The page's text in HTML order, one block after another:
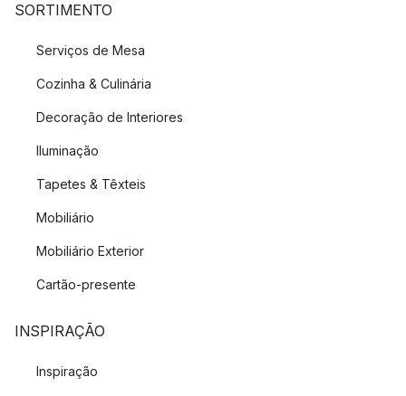
SORTIMENTO
Serviços de Mesa
Cozinha & Culinária
Decoração de Interiores
Iluminação
Tapetes & Têxteis
Mobiliário
Mobiliário Exterior
Cartão-presente
INSPIRAÇÃO
Inspiração